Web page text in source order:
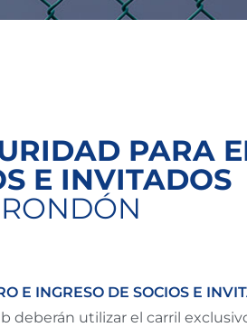
PARA
E INVITADOS
E INGRESO DE SOCIOS E
deberán utilizar el carril